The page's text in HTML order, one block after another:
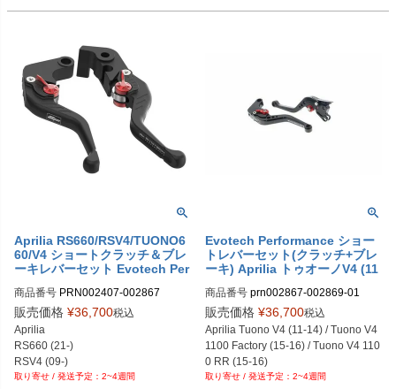
PRN002407-002409-07
PRN002407-002409-12
PRN002407-002409-13
PRN002407-002409-14
PRN002407-002409-21
PRN002407-002409-22
PRN002407-002409-23
PRN002407-002409-24
PRN002407-002409-25
PRN002407-002409-26
PRN002407-002409-27
PRN002407-002409-28
PRN002407-002409-29
PRN002407-002409-30
Aprilia RS660/RSV4/TUONO6
60/V4 ショートクラッチ＆ブレ
ーキレバーセット Evotech Per
商品番号 PRN002407-002867
PRN002407-002867-01
PRN002407-002867-02
PRN002407-002867-03
PRN002407-002867-04
PRN002407-002867-05
販売価格 ¥36,700税込
Aprilia
RS660 (21-)
RSV4 (09-)
Tuono 660 (21-)
2~4週間
Evotech Performance ショー
トレバーセット(クラッチ+ブレ
ーキ) Aprilia トゥオーノV4 (11
ory (15-16) / トゥオーノV4 110
0 RR (15-16)
商品番号 prn002867-002869-01
販売価格 ¥36,700税込
Aprilia Tuono V4 (11-14) / Tuono V4
1100 Factory (15-16) / Tuono V4 110
0 RR (15-16)
2~4週間